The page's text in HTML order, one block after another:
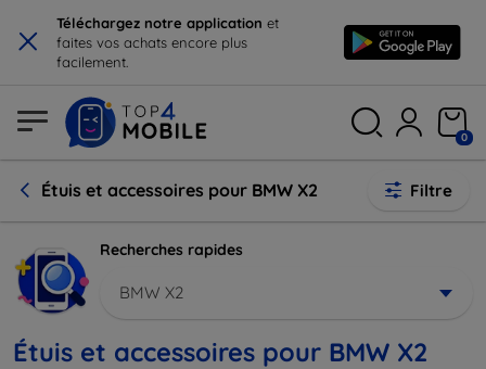
× Téléchargez notre application et
faites vos achats encore plus
facilement.
0
Étuis et accessoires pour BMW X2 Filtre
Recherches rapides
BMW X2
Étuis et accessoires pour BMW X2